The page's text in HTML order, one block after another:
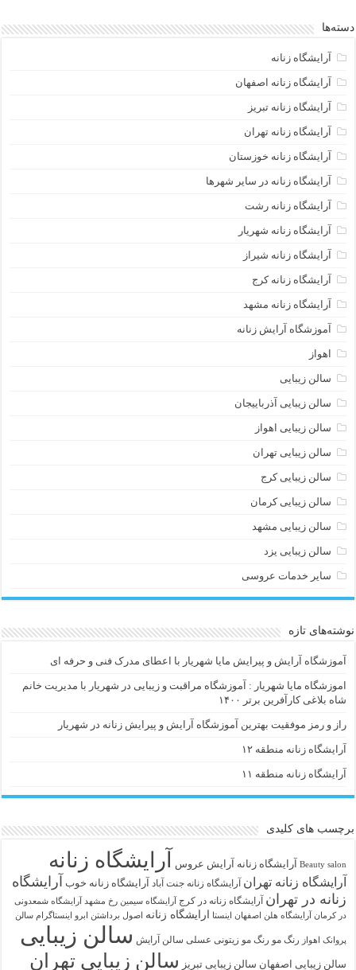
دسته‌ها
آرایشگاه زنانه
آرایشگاه زنانه اصفهان
آرایشگاه زنانه تبریز
آرایشگاه زنانه تهران
آرایشگاه زنانه خوزستان
آرایشگاه زنانه در سایر شهرها
آرایشگاه زنانه رشت
آرایشگاه زنانه شهریار
آرایشگاه زنانه شیراز
آرایشگاه زنانه کرج
آرایشگاه زنانه مشهد
آموزشگاه آرایش زنانه
اهواز
سالن زیبایی
سالن زیبایی آذرباییجان
سالن زیبایی اهواز
سالن زیبایی تهران
سالن زیبایی کرج
سالن زیبایی کرمان
سالن زیبایی مشهد
سالن زیبایی یزد
سایر خدمات عروسی
نوشته‌های تازه
آموزشگاه آرایش و پیرایش مایا شهریار با اعطای مدرک فنی و حرفه ای
اموزشگاه مایا شهریار : آموزشگاه مراقبت و زیبایی در شهریار با مدیریت خانم
شاه بلاغی کارآفرین برتر ۱۴۰۰
راز و رمز موفقیت بهترین آموزشگاه آرایش و پیرایش زنانه در شهریار
آرایشگاه زنانه منطقه ۱۲
آرایشگاه زنانه منطقه ۱۱
برچسب های کلیدی
Beauty salon آرايشگاه زنانه آرایش عروس آرایشگاه زنانه
آرایشگاه زنانه تهران آرایشگاه زنانه جنت آباد آرایشگاه زنانه خوب آرایشگاه
زنانه در تهران آرایشگاه زنانه در کرج آرایشگاه سیمین رخ مشهد
آرایشگاه شمعدونی
در کرمان آرایشگاه هلن اصفهان اینستا ارایشگاه زنانه اصول برداشتن ابرو اینستاگرام سالن
پروانک اهواز رنگ مو رنگ مو زیتونی عسلی سالن آرایش سالن زیبایی
سالن زیبایی اصفهان سالن زیبایی تبریز سالن زیبایی تهران